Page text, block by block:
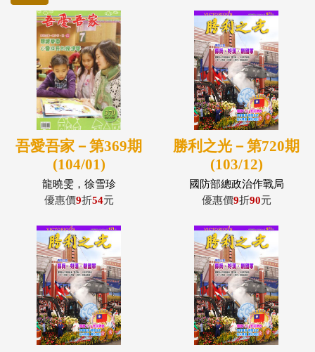
吾愛吾家－第369期
(104/01)
龍曉雯，徐雪珍
優惠價9折54元
勝利之光－第720期
(103/12)
國防部總政治作戰局
優惠價9折90元